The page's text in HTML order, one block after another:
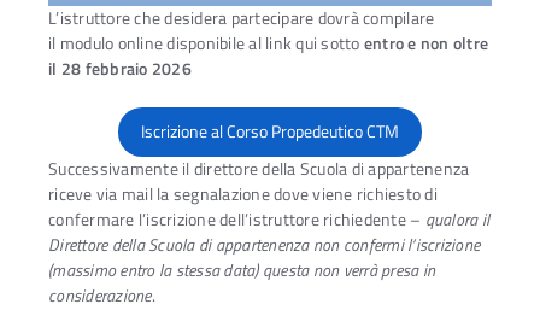
L’istruttore che desidera partecipare dovrà compilare
il modulo online disponibile al link qui sottoentro e non oltre
il 28 febbraio 2026
Iscrizione al Corso Propedeutico CTM
Successivamente il direttore della Scuola di appartenenza
riceve via mail la segnalazione dove viene richiesto di
confermare l’iscrizione dell’istruttore richiedente – qualora il
Direttore della Scuola di appartenenza non confermi l’iscrizione
(massimo entro la stessa data) questa non verrà presa in
considerazione.